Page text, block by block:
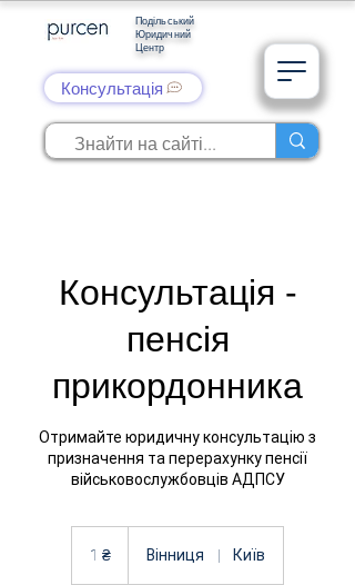
Подільський
Юридичний
Центр
Консультація
Консультація -
пенсія
прикордонника
Отримайте юридичну консультацію з
призначення та перерахунку пенсії
військовослужбовців АДПСУ
гривня
1 ₴ Вінниця | Київ